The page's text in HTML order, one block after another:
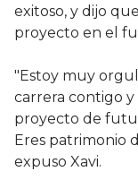
exitoso, y dijo
proyecto en el
"Estoy muy
carrera contigo
proyecto de
Eres patrimonio
expuso Xavi.